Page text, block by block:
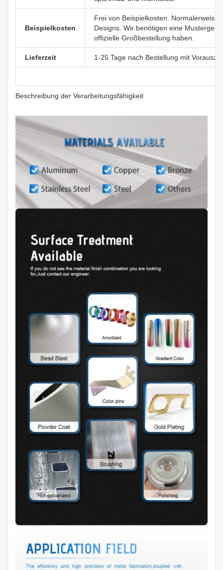
Beispielkosten
Frei von Beispielkosten. Normalerweise
Designs. Wir benötigen eine
offizielle Großbestellung haben.
Lieferzeit 1-25 Tage nach Bestellung mit
Beschreibung der Verarbeitungsfähigkeit